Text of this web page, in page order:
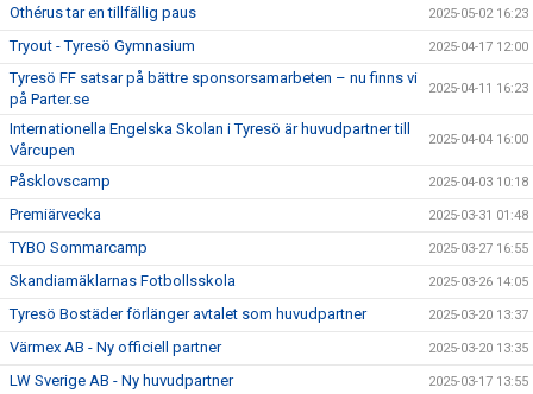
Othérus tar en tillfällig paus 2025-05-02 16:23
Tryout - Tyresö Gymnasium 2025-04-17 12:00
Tyresö FF satsar på bättre sponsorsamarbeten – nu finns vi
på Parter.se
2025-04-11 16:23
Internationella Engelska Skolan i Tyresö är huvudpartner till
Vårcupen
2025-04-04 16:00
Påsklovscamp 2025-04-03 10:18
Premiärvecka 2025-03-31 01:48
TYBO Sommarcamp 2025-03-27 16:55
Skandiamäklarnas Fotbollsskola 2025-03-26 14:05
Tyresö Bostäder förlänger avtalet som huvudpartner 2025-03-20 13:37
Värmex AB - Ny officiell partner 2025-03-20 13:35
LW Sverige AB - Ny huvudpartner 2025-03-17 13:55